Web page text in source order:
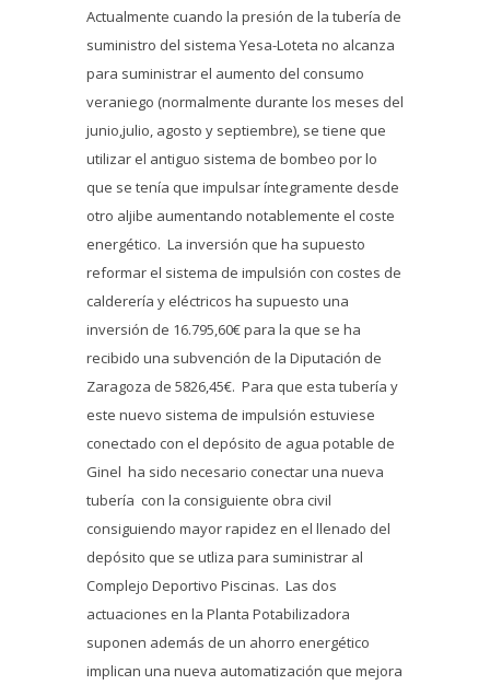
Actualmente cuando la presión de la tubería de
suministro del sistema Yesa-Loteta no alcanza
para suministrar el aumento del consumo
veraniego (normalmente durante los meses del
junio,julio, agosto y septiembre), se tiene que
utilizar el antiguo sistema de bombeo por lo
que se tenía que impulsar íntegramente desde
otro aljibe aumentando notablemente el coste
energético. La inversión que ha supuesto
reformar el sistema de impulsión con costes de
calderería y eléctricos ha supuesto una
inversión de 16.795,60€ para la que se ha
recibido una subvención de la Diputación de
Zaragoza de 5826,45€. Para que esta tubería y
este nuevo sistema de impulsión estuviese
conectado con el depósito de agua potable de
Ginel ha sido necesario conectar una nueva
tubería con la consiguiente obra civil
consiguiendo mayor rapidez en el llenado del
depósito que se utliza para suministrar al
Complejo Deportivo Piscinas. Las dos
actuaciones en la Planta Potabilizadora
suponen además de un ahorro energético
implican una nueva automatización que mejora